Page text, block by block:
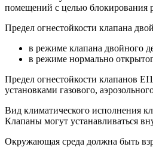
помещений с целью блокирования
Предел огнестойкости клапана
в режиме клапана двойного
в режиме нормально
Предел огнестойкости клапанов
установками газового,
Вид климатического исполнения
Клапаны могут устанавливаться
Окружающая среда должна быть